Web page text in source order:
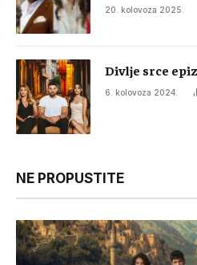
20. kolovoza 2025.
Divlje srce
6. kolovoza 2024.
NE PROPUSTITE